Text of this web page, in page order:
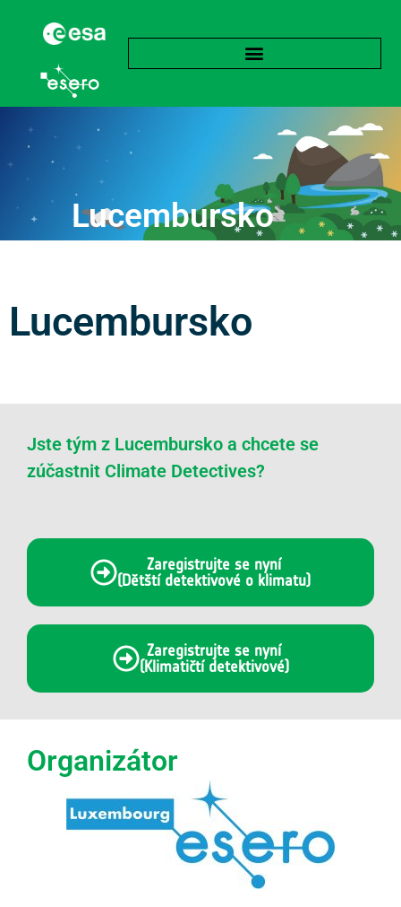
Lucembursko
Lucembursko
Jste tým z Lucembursko a chcete se
zúčastnit Climate Detectives?
Zaregistrujte se nyní
(Dětští detektivové o klimatu)
Zaregistrujte se nyní
(Klimatičtí detektivové)
Organizátor